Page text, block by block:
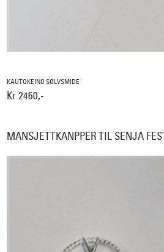
KAUTOKEINO SØLVSMIDE
Kr 2460,-
MANSJETTKANPPER TIL SENJA